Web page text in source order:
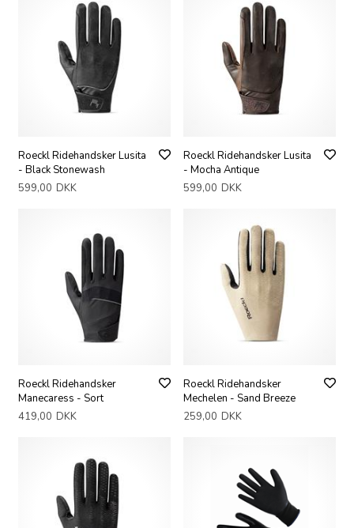
Roeckl Ridehandsker Lusita
- Black Stonewash
599,00 DKK
Roeckl Ridehandsker Lusita
- Mocha Antique
599,00 DKK
Roeckl Ridehandsker
Manecaress - Sort
419,00 DKK
Roeckl Ridehandsker
Mechelen - Sand Breeze
259,00 DKK